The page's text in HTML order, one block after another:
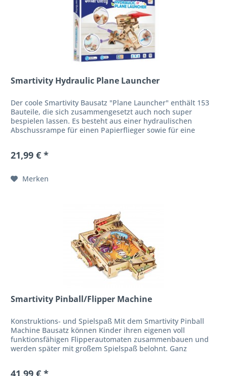
Smartivity Hydraulic Plane Launcher
Der coole Smartivity Bausatz "Plane Launcher" enthält 153
Bauteile, die sich zusammengesetzt auch noch super
bespielen lassen. Es besteht aus einer hydraulischen
Abschussrampe für einen Papierflieger sowie für eine
21,99 € *
Merken
Smartivity Pinball/Flipper Machine
Konstruktions- und Spielspaß Mit dem Smartivity Pinball
Machine Bausatz können Kinder ihren eigenen voll
funktionsfähigen Flipperautomaten zusammenbauen und
werden später mit großem Spielspaß belohnt. Ganz